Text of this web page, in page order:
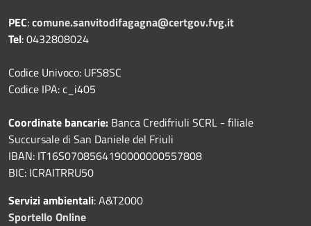
PEC:comune.sanvitodifagagna@certgov.fvg.it
Tel: 0432808024
Codice Univoco: UFS8SC
Codice IPA: c_i405
Coordinate bancarie: Banca Credifriuli SCRL - filiale
Succursale di San Daniele del Friuli
IBAN: IT16S0708564190000000557808
BIC: ICRAITRRU50
Servizi ambientali: A&T2000
Sportello Online